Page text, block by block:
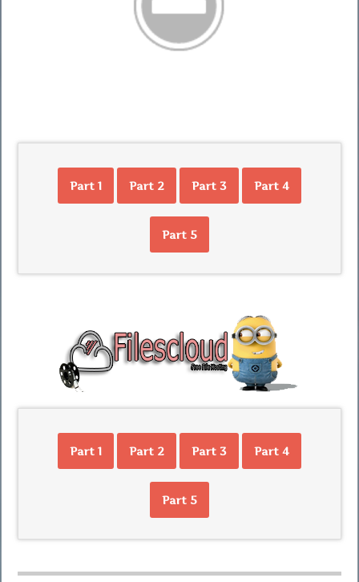
Part 1 Part 2 Part 3 Part 4
Part 5
Part 1 Part 2 Part 3 Part 4
Part 5